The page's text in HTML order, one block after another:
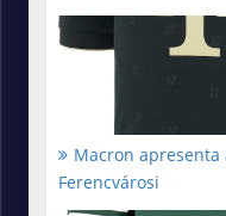
Macron apresenta
Ferencvárosi